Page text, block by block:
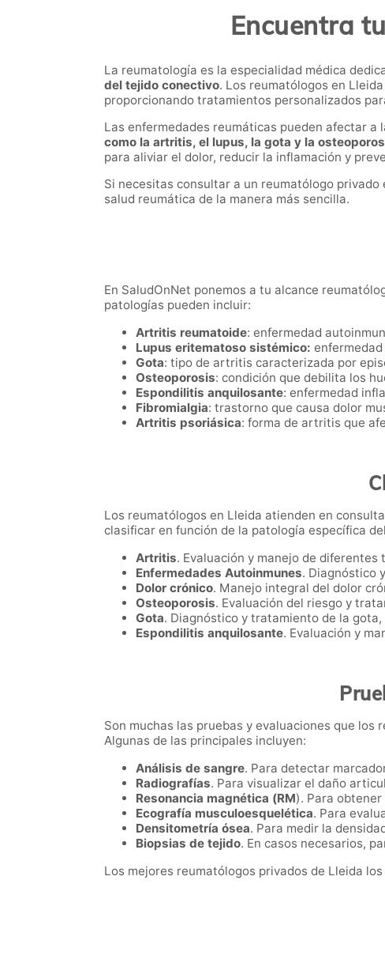
Encuentra
La reumatología es la especialidad médica
del tejido conectivo. Los reumatólogos en
proporcionando tratamientos personalizados
Las enfermedades reumáticas pueden afectar
como la artritis, el lupus, la gota y la
para aliviar el dolor, reducir la inflamación y
Si necesitas consultar a un reumatólogo
salud reumática de la manera más sencilla.
En SaludOnNet ponemos a tu alcance
patologías pueden incluir:
Artritis reumatoide: enfermedad
Lupus eritematoso sistémico:
Gota: tipo de artritis caracterizada por
Osteoporosis: condición que debilita los
Espondilitis anquilosante: enfermedad
Fibromialgia: trastorno que causa dolor
Artritis psoriásica: forma de artritis que
Los reumatólogos en Lleida atienden en
clasificar en función de la patología específica
Artritis. Evaluación y manejo de
Enfermedades Autoinmunes. Diagnóstico
Dolor crónico. Manejo integral del dolor
Osteoporosis. Evaluación del riesgo y
Gota. Diagnóstico y tratamiento de la
Espondilitis anquilosante. Evaluación y
Son muchas las pruebas y evaluaciones que
Algunas de las principales incluyen:
Análisis de sangre. Para detectar
Radiografías. Para visualizar el daño
Resonancia magnética (RM). Para
Ecografía musculoesquelética. Para
Densitometría ósea. Para medir la
Biopsias de tejido. En casos necesarios,
Los mejores reumatólogos privados de Lleida